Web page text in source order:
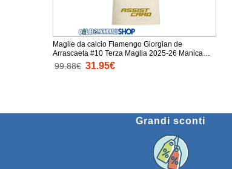
Maglie da calcio Flamengo Giorgian de
Arrascaeta #10 Terza Maglia 2025-26 Manica
Corta
99.88€ 31.95€
Grandi sconti